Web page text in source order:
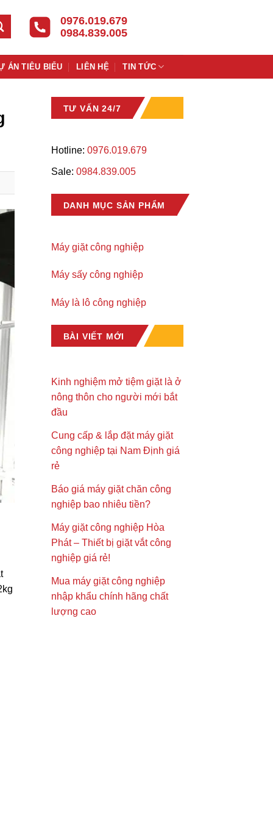
0976.019.679
0984.839.005
ÁN TIÊU BIỂU LIÊN HỆ TIN TỨC
TƯ VẤN 24/7
Hotline: 0976.019.679
Sale: 0984.839.005
DANH MỤC SẢN PHẨM
Máy giặt công nghiệp
Máy sấy công nghiệp
Máy là lô công nghiệp
BÀI VIẾT MỚI
Kinh nghiệm mở tiệm giặt là ở
nông thôn cho người mới bắt
đầu
Cung cấp & lắp đặt máy giặt
công nghiệp tại Nam Định giá
rẻ
Báo giá máy giặt chăn công
nghiệp bao nhiêu tiền?
Máy giặt công nghiệp Hòa
Phát – Thiết bị giặt vắt công
nghiệp giá rẻ!
Mua máy giặt công nghiệp
nhập khẩu chính hãng chất
lượng cao